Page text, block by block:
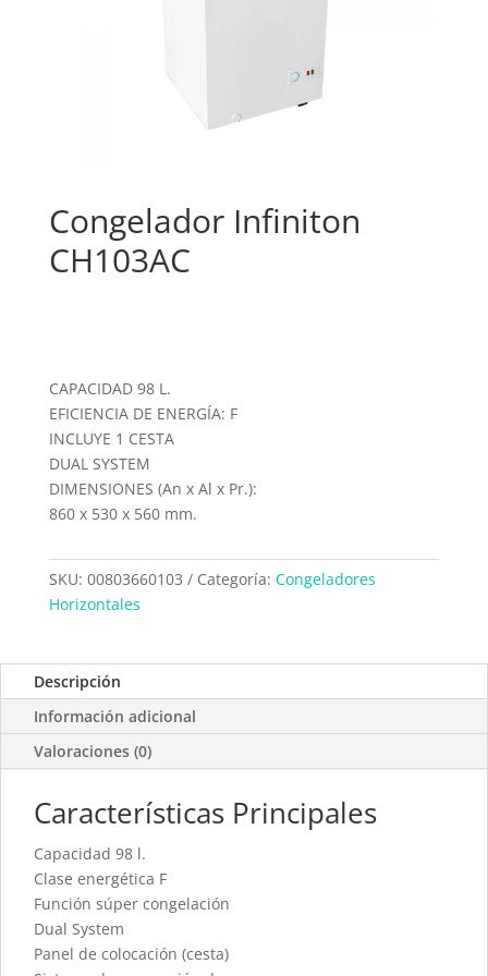
Congelador Infiniton
CH103AC
CAPACIDAD 98 L.
EFICIENCIA DE ENERGÍA: F
INCLUYE 1 CESTA
DUAL SYSTEM
DIMENSIONES (An x Al x Pr.):
860 x 530 x 560 mm.
SKU: 00803660103 Categoría: Congeladores
Horizontales
Descripción
Información adicional
Valoraciones (0)
Características Principales
Capacidad 98 l.
Clase energética F
Función súper congelación
Dual System
Panel de colocación (cesta)